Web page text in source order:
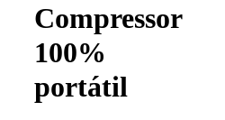
Compressor
100%
portátil